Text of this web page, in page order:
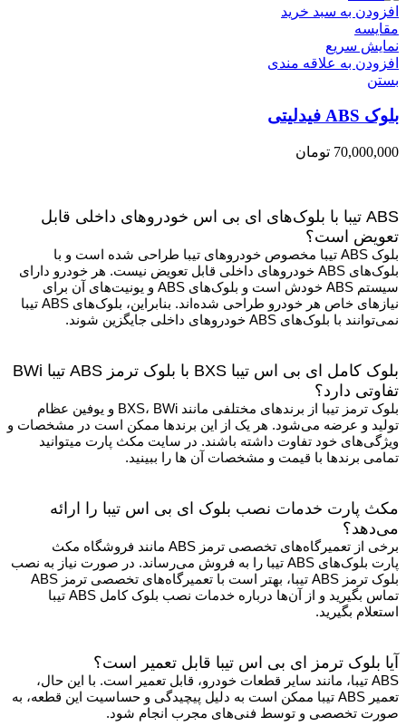
افزودن به سبد خرید
مقایسه
نمایش سریع
افزودن به علاقه مندی
بستن
بلوک ABS فیدلیتی
70,000,000 تومان
ABS تیبا با بلوک‌های ای بی اس خودروهای داخلی قابل
تعویض است؟
بلوک ABS تیبا مخصوص خودروهای تیبا طراحی شده است و با
بلوک‌های ABS خودروهای داخلی قابل تعویض نیست. هر خودرو دارای
سیستم ABS خودش است و بلوک‌های ABS و یونیت‌های آن برای
نیازهای خاص هر خودرو طراحی شده‌اند. بنابراین، بلوک‌های ABS تیبا
نمی‌توانند با بلوک‌های ABS خودروهای داخلی جایگزین شوند.
بلوک کامل ای بی اس تیبا BXS با بلوک ترمز ABS تیبا BWi
تفاوتی دارد؟
بلوک ترمز تیبا از برندهای مختلفی مانند BXS، BWi و یوفین عظام
تولید و عرضه می‌شود. هر یک از این برندها ممکن است در مشخصات و
ویژگی‌های خود تفاوت داشته باشند. در سایت مکث پارت میتوانید
تمامی برندها با قیمت و مشخصات آن ها را ببینید.
مکث پارت خدمات نصب بلوک ای بی اس تیبا را ارائه
می‌دهد؟
برخی از تعمیرگاه‌های تخصصی ترمز ABS مانند فروشگاه مکث
پارت
بلوک‌های ABS تیبا را به فروش می‌رساند. در صورت نیاز به نصب
بلوک ترمز ABS تیبا، بهتر است با تعمیرگاه‌های تخصصی ترمز ABS
تماس بگیرید و از آن‌ها درباره خدمات نصب بلوک کامل ABS تیبا
استعلام بگیرید.
آیا بلوک ترمز ای بی اس تیبا قابل تعمیر است؟
ABS تیبا، مانند سایر قطعات خودرو، قابل تعمیر است. با این حال،
تعمیر ABS تیبا ممکن است به دلیل پیچیدگی و حساسیت این قطعه، به
صورت تخصصی و توسط فنی‌های مجرب انجام شود.